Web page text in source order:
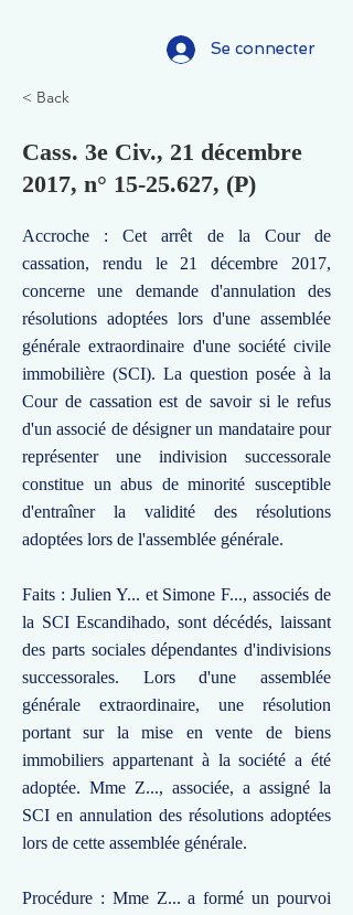
Se connecter
< Back
Cass. 3e Civ., 21 décembre
2017, n° 15-25.627, (P)
Accroche : Cet arrêt de la Cour de
cassation, rendu le 21 décembre 2017,
concerne une demande d'annulation des
résolutions adoptées lors d'une assemblée
générale extraordinaire d'une société civile
immobilière (SCI). La question posée à la
Cour de cassation est de savoir si le refus
d'un associé de désigner un mandataire pour
représenter une indivision successorale
constitue un abus de minorité susceptible
d'entraîner la validité des résolutions
adoptées lors de l'assemblée générale.
Faits : Julien Y... et Simone F..., associés de
la SCI Escandihado, sont décédés, laissant
des parts sociales dépendantes d'indivisions
successorales. Lors d'une assemblée
générale extraordinaire, une résolution
portant sur la mise en vente de biens
immobiliers appartenant à la société a été
adoptée. Mme Z..., associée, a assigné la
SCI en annulation des résolutions adoptées
lors de cette assemblée générale.
Procédure : Mme Z... a formé un pourvoi